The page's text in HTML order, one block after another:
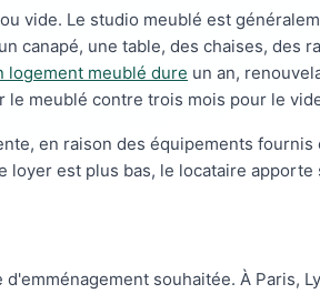
vide. Le studio meublé est
canapé, une table, des chaises, des
logement meublé dure un an,
meublé contre trois mois pour le
en raison des équipements
loyer est plus bas, le locataire
souhaitée. À Paris,